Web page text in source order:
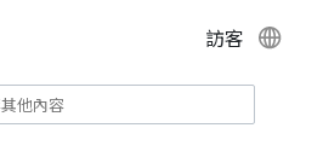
訪客